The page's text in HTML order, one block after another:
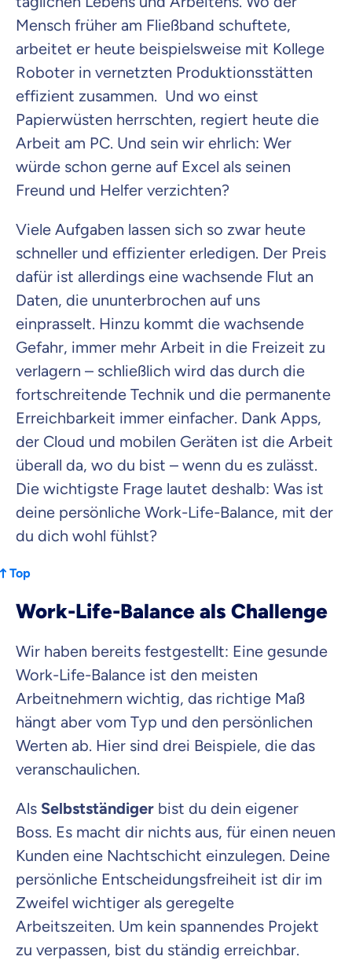
Mensch früher am Fließband schuftete,
arbeitet er heute beispielsweise mit Kollege
Roboter in vernetzten Produktionsstätten
effizient zusammen. Und wo einst
Papierwüsten herrschten, regiert heute die
Arbeit am PC. Und sein wir ehrlich: Wer
würde schon gerne auf Excel als seinen
Freund und Helfer verzichten?
Viele Aufgaben lassen sich so zwar heute
schneller und effizienter erledigen. Der Preis
dafür ist allerdings eine wachsende Flut an
Daten, die ununterbrochen auf uns
einprasselt. Hinzu kommt die wachsende
Gefahr, immer mehr Arbeit in die Freizeit zu
verlagern – schließlich wird das durch die
fortschreitende Technik und die permanente
Erreichbarkeit immer einfacher. Dank Apps,
der Cloud und mobilen Geräten ist die Arbeit
überall da, wo du bist – wenn du es zulässt.
Die wichtigste Frage lautet deshalb: Was ist
deine persönliche Work-Life-Balance, mit der
du dich wohl fühlst?
Top
Work-Life-Balance als Challenge
Wir haben bereits festgestellt: Eine gesunde
Work-Life-Balance ist den meisten
Arbeitnehmern wichtig, das richtige Maß
hängt aber vom Typ und den persönlichen
Werten ab. Hier sind drei Beispiele, die das
veranschaulichen.
Als Selbstständiger bist du dein eigener
Boss. Es macht dir nichts aus, für einen neuen
Kunden eine Nachtschicht einzulegen. Deine
persönliche Entscheidungsfreiheit ist dir im
Zweifel wichtiger als geregelte
Arbeitszeiten. Um kein spannendes Projekt
zu verpassen, bist du ständig erreichbar.